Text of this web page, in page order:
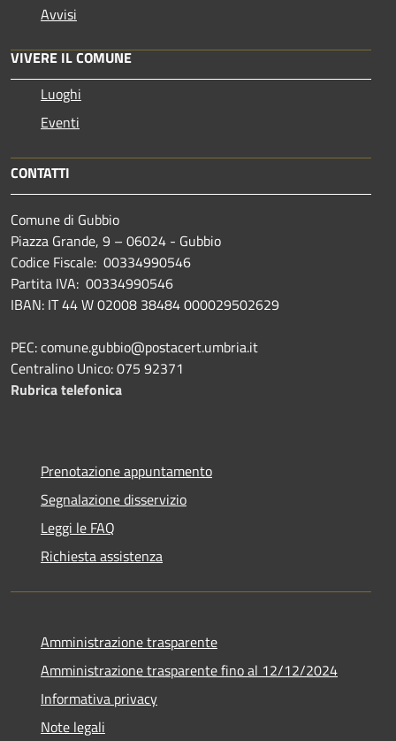
Avvisi
VIVERE IL COMUNE
Luoghi
Eventi
CONTATTI
Comune di Gubbio
Piazza Grande, 9 – 06024 - Gubbio
Codice Fiscale: 00334990546
Partita IVA: 00334990546
IBAN: IT 44 W 02008 38484 000029502629
PEC: comune.gubbio@postacert.umbria.it
Centralino Unico: 075 92371
Rubrica telefonica
Prenotazione appuntamento
Segnalazione disservizio
Leggi le FAQ
Richiesta assistenza
Amministrazione trasparente
Amministrazione trasparente fino al 12/12/2024
Informativa privacy
Note legali